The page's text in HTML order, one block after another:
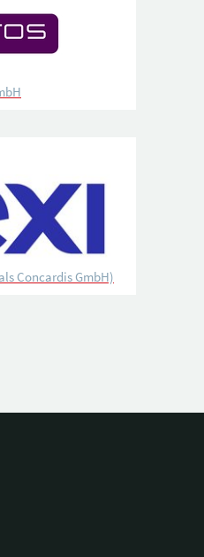
Concardis GmbH)